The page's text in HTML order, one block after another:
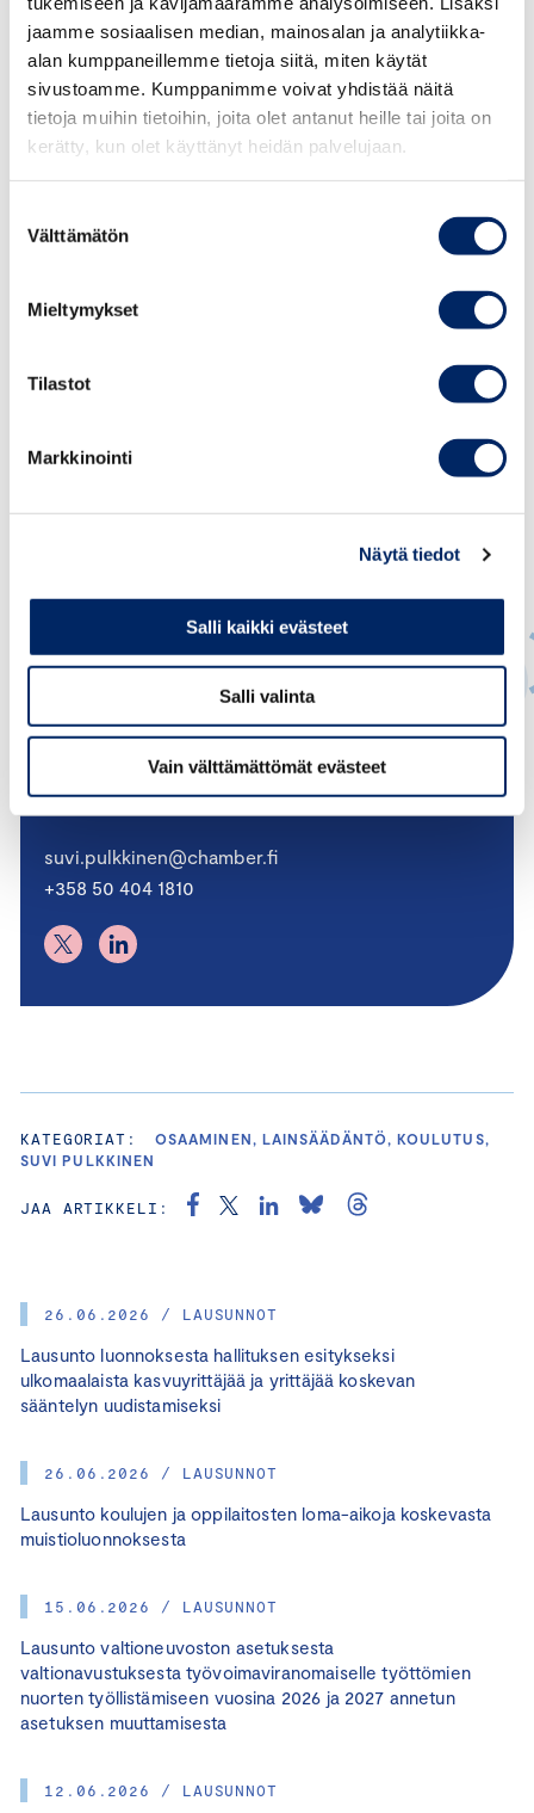
jaamme sosiaalisen median, mainosalan ja analytiikka-
alan kumppaneillemme tietoja siitä, miten käytät
sivustoamme. Kumppanimme voivat yhdistää näitä
tietoja muihin tietoihin, joita olet antanut heille tai joita on
kerätty, kun olet käyttänyt heidän palvelujaan.
valinta
Välttämätön
Mieltymykset
Tilastot
Markkinointi
Näytä tiedot
Salli kaikki evästeet
Salli valinta
Vain välttämättömät evästeet
26.06.2026 / LAUSUNNOT
Lausunto luonnoksesta hallituksen esitykseksi
ulkomaalaista kasvuyrittäjää ja yrittäjää koskevan
sääntelyn uudistamiseksi
26.06.2026 / LAUSUNNOT
Lausunto koulujen ja oppilaitosten loma-aikoja koskevasta
muistioluonnoksesta
15.06.2026 / LAUSUNNOT
Lausunto valtioneuvoston asetuksesta
valtionavustuksesta työvoimaviranomaiselle työttömien
nuorten työllistämiseen vuosina 2026 ja 2027 annetun
asetuksen muuttamisesta
12.06.2026 / LAUSUNNOT
nämä etenemisen ja pätevöitymisen vaihtoehdot, jotka
ovat olennaisia alan tehtäviin auktorisoitumisen kannalta.
Tallentamisen tulisi olla silti vapaaehtoista.
Keskuskauppakamari esittää, että sivistysvaliokunta
ottaisi mietinnössään kantaa yksityisen
palvelukokonaisuutta, sekä laajemmin osana suomalaisen
Suvi Pulkkinen
MAAHANMUUTTO
suvi.pulkkinen@chamber.fi
+358 50 404 1810
KATEGORIAT:
OSAAMINEN, LAINSÄÄDÄNTÖ, KOULUTUS,
SUVI PULKKINEN
JAA ARTIKKELI: